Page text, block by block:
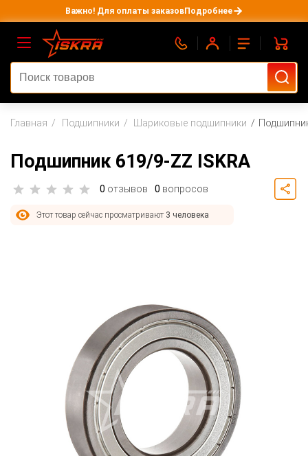
Важно! Для оплаты заказовПодробнее
Главная Подшипники Шариковые подшипники
Подшипник 619/9-ZZ ISKRA
0 отзывов 0 вопросов
Этот товар сейчас просматривают 3 человека